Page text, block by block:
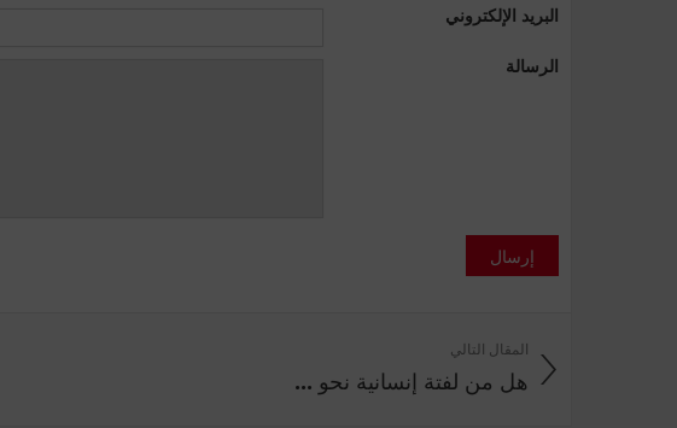
البريد الإلكتروني
الرسالة
إرسال
المقال التالي
هل من لفتة إنسانية نحو ...